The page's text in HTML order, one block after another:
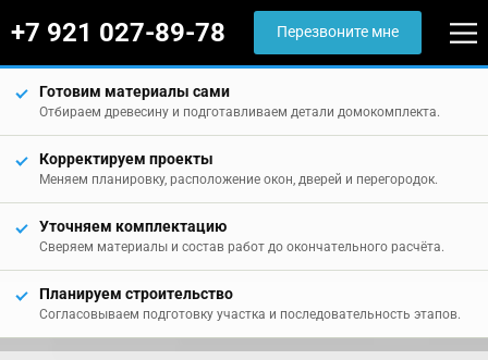
+7 921 027-89-78 Перезвоните мне
Готовим материалы сами
Отбираем древесину и подготавливаем детали домокомплекта.
Корректируем проекты
Меняем планировку, расположение окон, дверей и перегородок.
Уточняем комплектацию
Сверяем материалы и состав работ до окончательного расчёта.
Планируем строительство
Согласовываем подготовку участка и последовательность этапов.